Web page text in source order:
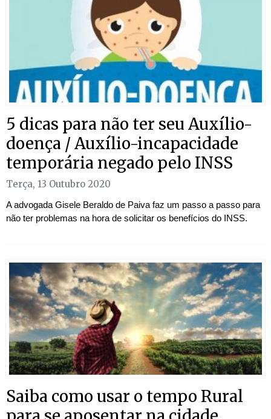
5 dicas para não ter seu Auxílio-
doença / Auxílio-incapacidade
temporária negado pelo INSS
Terça, 13 Outubro 2020
A advogada Gisele Beraldo de Paiva faz um passo a passo para
não ter problemas na hora de solicitar os benefícios do INSS.
Saiba como usar o tempo Rural